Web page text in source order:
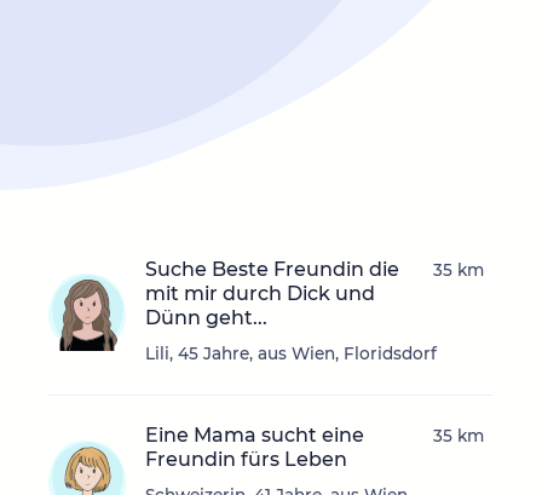
Suche Beste Freundin die
mit mir durch Dick und
Dünn geht...
Lili, 45 Jahre, aus Wien, Floridsdorf
35 km
Eine Mama sucht eine
Freundin fürs Leben
35 km